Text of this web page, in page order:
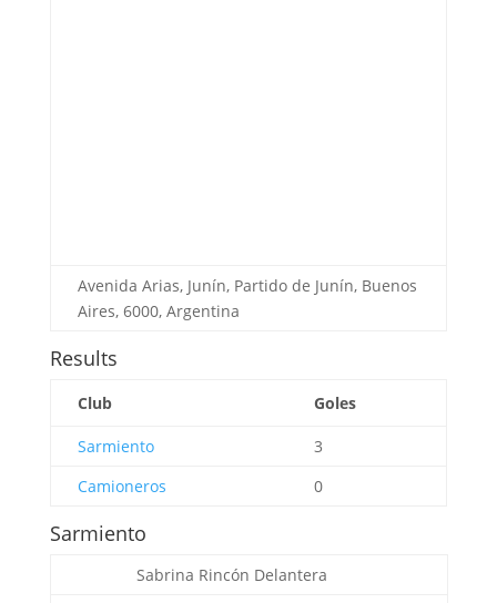
Avenida Arias, Junín, Partido de Junín, Buenos
Aires, 6000, Argentina
Results
Club Goles
Sarmiento
3
Camioneros
0
Sarmiento
Sabrina Rincón Delantera